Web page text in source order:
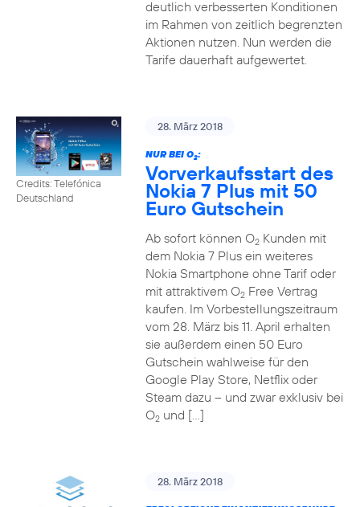
deutlich verbesserten Konditionen
im Rahmen von zeitlich begrenzten
Aktionen nutzen. Nun werden die
Tarife dauerhaft aufgewertet.
Credits: Telefónica
Deutschland
28. März 2018
NUR BEI O2:
Vorverkaufsstart des
Nokia 7 Plus mit 50
Euro Gutschein
Ab sofort können O2Kunden mit
dem Nokia 7 Plus ein weiteres
Nokia Smartphone ohne Tarif oder
mit attraktivem O2Free Vertrag
kaufen. Im Vorbestellungszeitraum
vom 28. März bis 11. April erhalten
sie außerdem einen 50 Euro
Gutschein wahlweise für den
Google Play Store, Netflix oder
Steam dazu – und zwar exklusiv bei
O2und […]
28. März 2018